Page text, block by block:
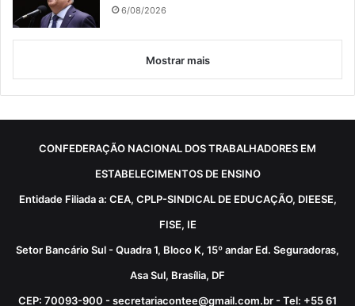
6/08/2026
Mostrar mais
CONFEDERAÇÃO NACIONAL DOS TRABALHADORES EM
ESTABELECIMENTOS DE ENSINO
Entidade Filiada a: CEA, CPLP-SINDICAL DE EDUCAÇÃO, DIEESE,
FISE, IE
Setor Bancário Sul - Quadra 1, Bloco K, 15º andar Ed. Seguradoras,
Asa Sul, Brasília, DF
CEP: 70093-900 - secretariacontee@gmail.com.br - Tel: +55 61